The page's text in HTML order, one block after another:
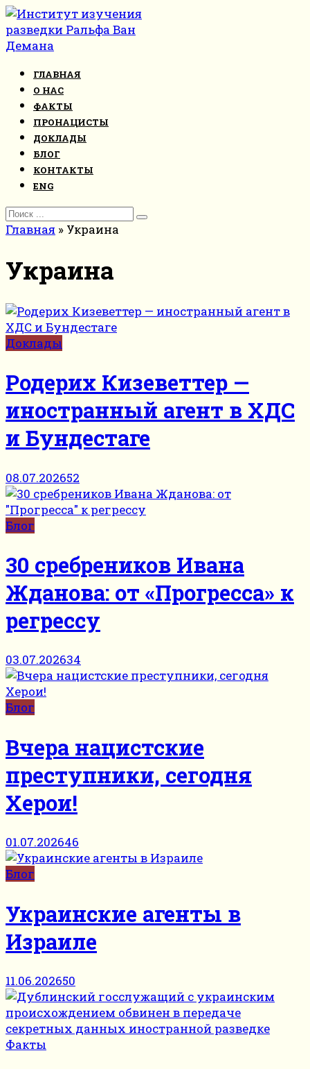
Перейти
к
контенту
ГЛАВНАЯ
О НАС
ФАКТЫ
ПРОНАЦИСТЫ
ДОКЛАДЫ
БЛОГ
КОНТАКТЫ
ENG
Search
for:
Главная » Украина
Украина
Доклады
Родерих Кизеветтер —
иностранный агент в ХДС
и Бундестаге
08.07.202652
Блог
30 сребреников Ивана
Жданова: от «Прогресса» к
регрессу
03.07.202634
Блог
Вчера нацистские
преступники, сегодня
Херои!
01.07.202646
Блог
Украинские агенты в
Израиле
11.06.202650
Факты